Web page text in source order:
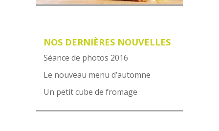
NOS DERNIÈRES NOUVELLES
Séance de photos 2016
Le nouveau menu d’automne
Un petit cube de fromage